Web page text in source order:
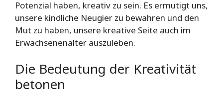
Potenzial haben, kreativ zu sein. Es ermutigt uns,
unsere kindliche Neugier zu bewahren und den
Mut zu haben, unsere kreative Seite auch im
Erwachsenenalter auszuleben.
Die Bedeutung der Kreativität
betonen